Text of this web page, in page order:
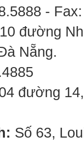
-
đường
Nẵng.
đường
Số 63,